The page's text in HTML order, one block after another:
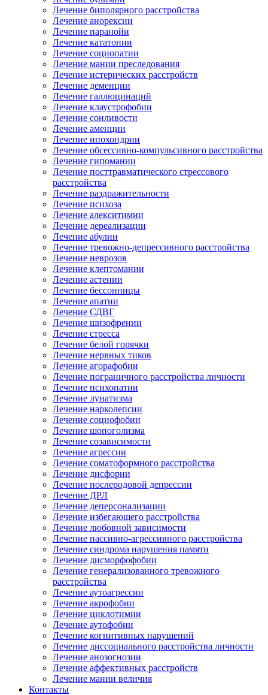
Лечение биполярного расстройства
Лечение анорексии
Лечение паранойи
Лечение кататонии
Лечение социопатии
Лечение мании преследования
Лечение истерических расстройств
Лечение деменции
Лечение галлюцинаций
Лечение клаустрофобии
Лечение сонливости
Лечение аменции
Лечение ипохондрии
Лечение обсессивно-компульсивного расстройства
Лечение гипомании
Лечение посттравматического стрессового
расстройства
Лечение раздражительности
Лечение психоза
Лечение алекситимии
Лечение дереализации
Лечение абулии
Лечение тревожно-депрессивного расстройства
Лечение неврозов
Лечение клептомании
Лечение астении
Лечение бессонницы
Лечение апатии
Лечение СДВГ
Лечение шизофрении
Лечение стресса
Лечение белой горячки
Лечение нервных тиков
Лечение агорафобии
Лечение пограничного расстройства личности
Лечение психопатии
Лечение лунатизма
Лечение нарколепсии
Лечение социофобии
Лечение шопоголизма
Лечение созависимости
Лечение агрессии
Лечение соматоформного расстройства
Лечение дисфории
Лечение послеродовой депрессии
Лечение ДРЛ
Лечение деперсонализации
Лечение избегающего расстройства
Лечение любовной зависимости
Лечение пассивно-агрессивного расстройства
Лечение синдрома нарушения памяти
Лечение дисморфофобии
Лечение генерализованного тревожного
расстройства
Лечение аутоагрессии
Лечение акрофобии
Лечение циклотимии
Лечение аутофобии
Лечение когнитивных нарушений
Лечение диссоциального расстройства личности
Лечение анозогнозии
Лечение аффективных расстройств
Лечение мании величия
Контакты